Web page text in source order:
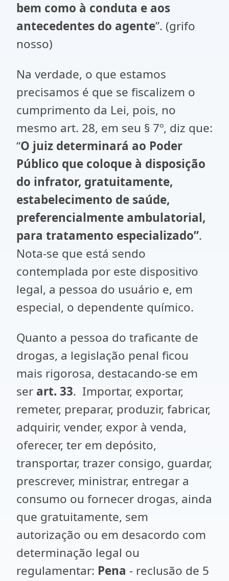
bem como à conduta e aos
antecedentes do agente”. (grifo
nosso)
Na verdade, o que estamos
precisamos é que se fiscalizem o
cumprimento da Lei, pois, no
mesmo art. 28, em seu § 7º, diz que:
“O juiz determinará ao Poder
Público que coloque à disposição
do infrator, gratuitamente,
estabelecimento de saúde,
preferencialmente ambulatorial,
para tratamento especializado”.
Nota-se que está sendo
contemplada por este dispositivo
legal, a pessoa do usuário e, em
especial, o dependente químico.
Quanto a pessoa do traficante de
drogas, a legislação penal ficou
mais rigorosa, destacando-se em
ser art. 33. Importar, exportar,
remeter, preparar, produzir, fabricar,
adquirir, vender, expor à venda,
oferecer, ter em depósito,
transportar, trazer consigo, guardar,
prescrever, ministrar, entregar a
consumo ou fornecer drogas, ainda
que gratuitamente, sem
autorização ou em desacordo com
determinação legal ou
regulamentar: Pena - reclusão de 5